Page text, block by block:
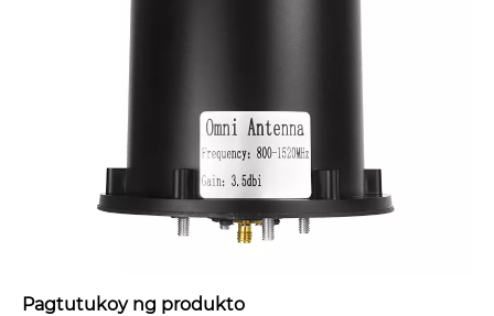
Pagtutukoy ng produkto